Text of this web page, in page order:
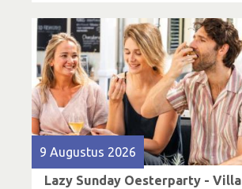
9 Augustus 2026
Lazy Sunday Oesterparty - Villa